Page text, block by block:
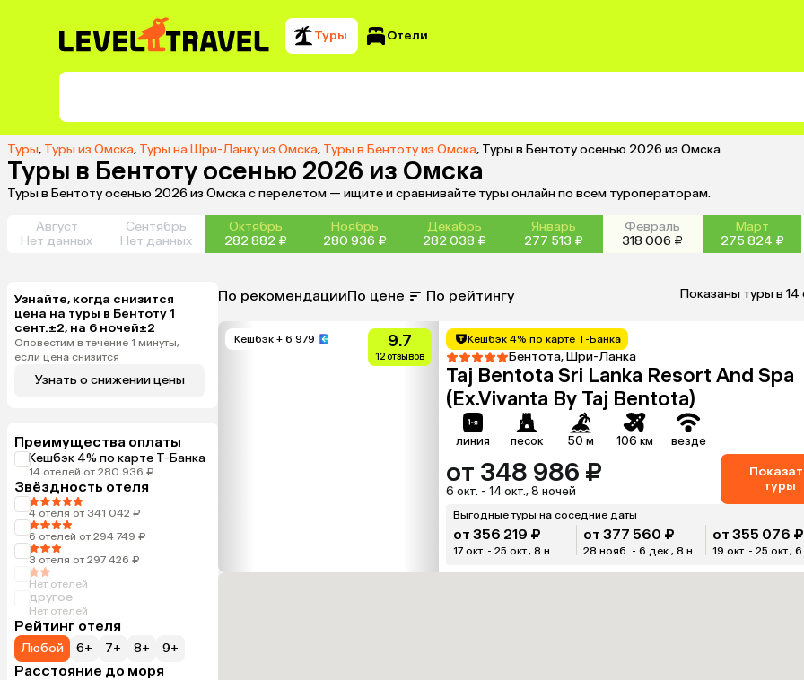
Туры Отели
Туры, Туры из Омска, Туры на Шри-Ланку из Омска, Туры в Бентоту из Омска, Туры в Бентоту осенью 2026 из Омска
Туры в Бентоту осенью 2026 из Омска
Туры в Бентоту осенью 2026 из Омска с перелетом — ищите и сравнивайте туры онлайн по всем туроператорам.
Август
Нет данных
Сентябрь
Нет данных
Октябрь
282 882 ₽
Ноябрь
280 936 ₽
Декабрь
282 038 ₽
Январь
277 513 ₽
Февраль
318 006 ₽
Март
275 824 ₽
Узнайте, когда снизится
цена на туры в Бентоту 1
сент.±2, на 6 ночей±2
Оповестим в течение 1 минуты,
если цена снизится
Узнать о снижении цены
Преимущества оплаты
Кешбэк 4% по карте Т-Банка
14 отелей от 280 936 ₽
Звёздность отеля
4 отеля от 341 042 ₽
6 отелей от 294 749 ₽
3 отеля от 297 426 ₽
Нет отелей
другое
Нет отелей
Рейтинг отеля
Любой 6+ 7+ 8+ 9+
Расстояние до моря
По рекомендацииПо цене По рейтингу Показаны туры в 14
Кешбэк + 6 979 9.7
12 отзывов
Кешбэк 4% по карте Т-Банка
Бентота, Шри-Ланка
Taj Bentota Sri Lanka Resort And Spa
(Ex.Vivanta By Taj Bentota)
линия песок 50 м 106 км везде
от 348 986 ₽
6 окт. - 14 окт., 8 ночей
туры
Выгодные туры на соседние даты
от 356 219 ₽
17 окт. - 25 окт., 8 н.
от 377 560 ₽
28 нояб. - 6 дек., 8 н.
от 355 076 ₽
19 окт. - 25 окт., 6